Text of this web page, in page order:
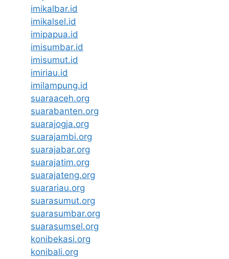
imikalbar.id
imikalsel.id
imipapua.id
imisumbar.id
imisumut.id
imiriau.id
imilampung.id
suaraaceh.org
suarabanten.org
suarajogja.org
suarajambi.org
suarajabar.org
suarajatim.org
suarajateng.org
suarariau.org
suarasumut.org
suarasumbar.org
suarasumsel.org
konibekasi.org
konibali.org